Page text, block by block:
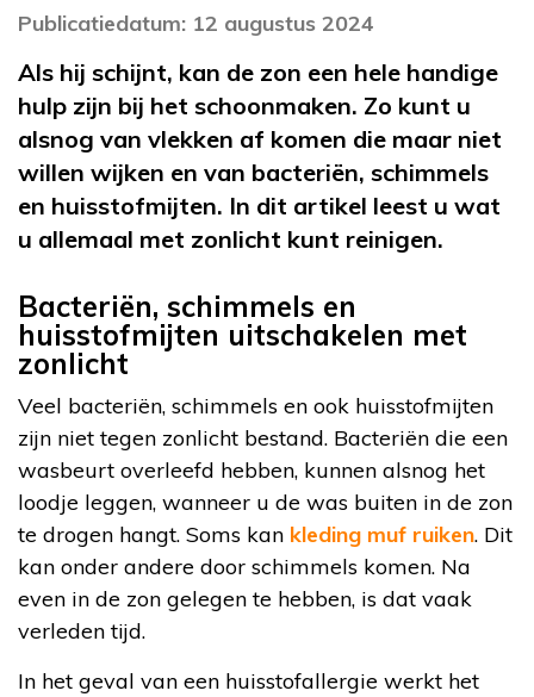
Publicatiedatum: 12 augustus 2024
Als hij schijnt, kan de zon een hele handige
hulp zijn bij het schoonmaken. Zo kunt u
alsnog van vlekken af komen die maar niet
willen wijken en van bacteriën, schimmels
en huisstofmijten. In dit artikel leest u wat
u allemaal met zonlicht kunt reinigen.
Bacteriën, schimmels en
huisstofmijten uitschakelen met
zonlicht
Veel bacteriën, schimmels en ook huisstofmijten
zijn niet tegen zonlicht bestand. Bacteriën die een
wasbeurt overleefd hebben, kunnen alsnog het
loodje leggen, wanneer u de was buiten in de zon
te drogen hangt. Soms kan kleding muf ruiken. Dit
kan onder andere door schimmels komen. Na
even in de zon gelegen te hebben, is dat vaak
verleden tijd.
In het geval van een huisstofallergie werkt het